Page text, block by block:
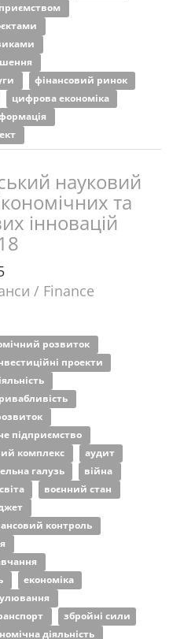
фінансовий ринок
цифрова економіка
науковий
та
інновацій
/ Finance
розвиток
проекти
підприємство
комплекс
аудит
галузь
війна
воєнний стан
контроль
економіка
збройні сили
діяльність